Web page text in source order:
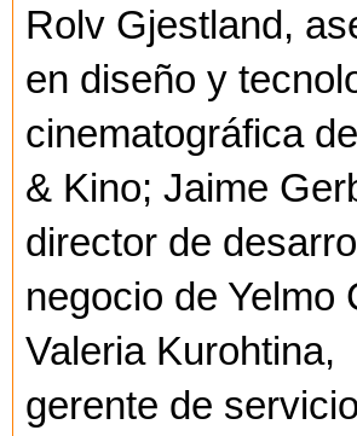
Rolv Gjestland,
en diseño y
cinematográfica
& Kino; Jaime
director de
negocio de Yelmo
Valeria Kurohtina,
gerente de